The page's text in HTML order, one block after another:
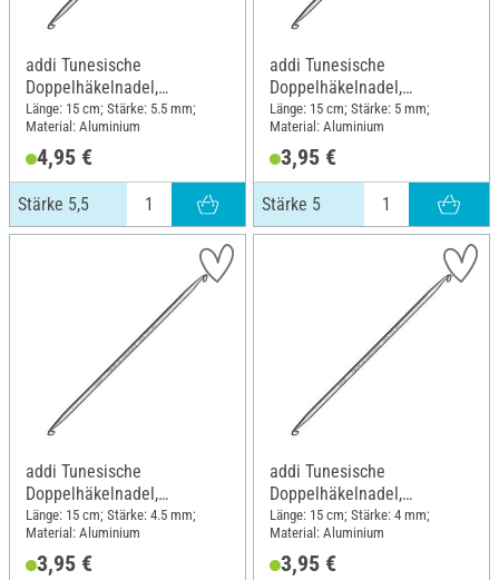
addi Tunesische
Doppelhäkelnadel,
Aluminium, Stärke 5,5
Länge: 15 cm; Stärke: 5.5 mm;
Material: Aluminium
4,95 €
Stärke 5,5
addi Tunesische
Doppelhäkelnadel,
Aluminium, Stärke 5
Länge: 15 cm; Stärke: 5 mm;
Material: Aluminium
3,95 €
Stärke 5
addi Tunesische
Doppelhäkelnadel,
Aluminium, Stärke 4,5
Länge: 15 cm; Stärke: 4.5 mm;
Material: Aluminium
3,95 €
addi Tunesische
Doppelhäkelnadel,
Aluminium, Stärke 4
Länge: 15 cm; Stärke: 4 mm;
Material: Aluminium
3,95 €